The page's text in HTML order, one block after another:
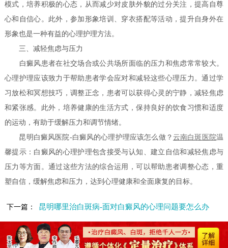
模式，培养积极的心态，从而减少对皮肤外貌的过分关注，提高自尊
心和自信心。此外，参加形象培训、穿衣搭配等活动，提升自身外在
形象也是一种有益的心理护理方法。
三、减轻焦虑与压力
白癜风患者在社交场合或公共场所面临的压力和焦虑常常较大。
心理护理应该致力于帮助患者学会应对和减轻这些心理压力。通过学
习放松和冥想技巧，调整正念，患者可以获得心灵的宁静，减轻焦虑
和紧张感。此外，培养健康的生活方式，保持良好的饮食习惯和适度
的运动，有助于缓解压力和调节情绪。
昆明白癜风医院-白癜风的心理护理应该怎么做？ 云南白斑医院温
馨提示：白癜风的心理护理包含接受与认知、建立自信和减轻焦虑与
压力等方面。通过这些方法的综合运用，可以帮助患者调整心态，重
塑自信，缓解焦虑和压力，达到心理健康和全面康复的目标。
下一篇： 昆明哪里治白斑病-面对白癜风的心理问题要怎么办